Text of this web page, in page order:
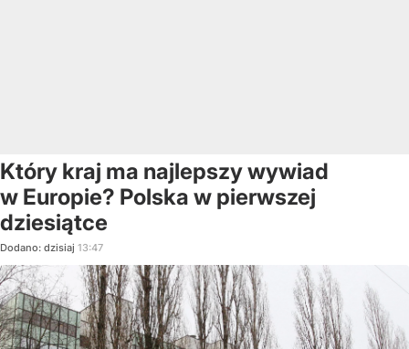
Który kraj ma najlepszy wywiad
w Europie? Polska w pierwszej
dziesiątce
Dodano: dzisiaj 13:47